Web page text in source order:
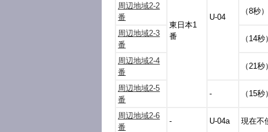
東日本1
番
U-04
周辺地域2-2
番
（8秒
周辺地域2-3
番
（14秒
周辺地域2-4
番
（21秒
周辺地域2-5
番
- （15秒
周辺地域2-6
番
- U-04a 現在不